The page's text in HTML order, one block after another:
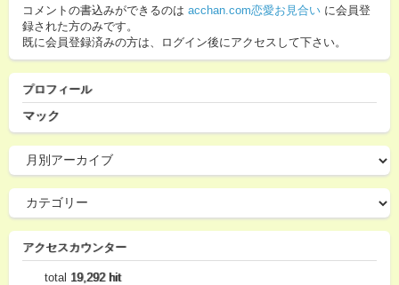
コメントの書込みができるのは acchan.com恋愛お見合い に会員登
録された方のみです。
既に会員登録済みの方は、ログイン後にアクセスして下さい。
プロフィール
マック
アクセスカウンター
total 19,292 hit